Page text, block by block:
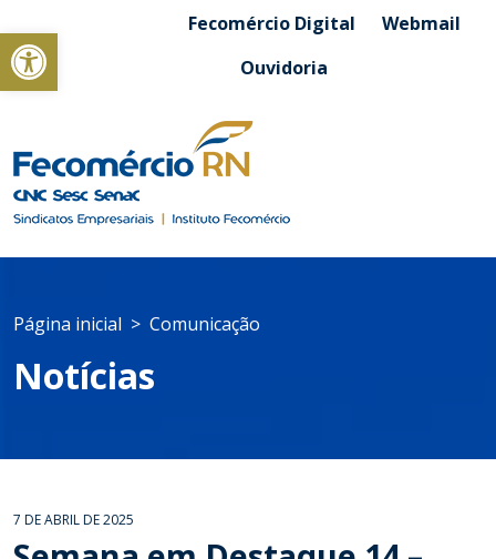
Abrir a barra de ferramentasFecomércio Digital
Webmail
Ouvidoria
Página inicial Comunicação
Notícias
7 DE ABRIL DE 2025